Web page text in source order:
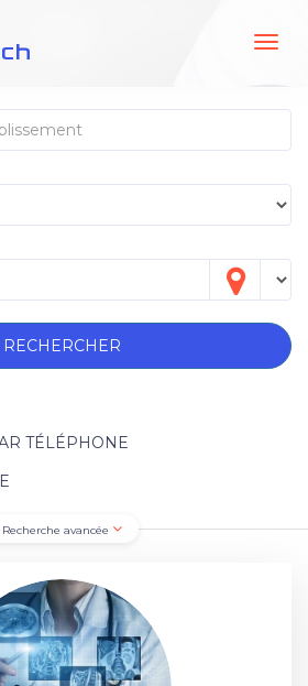
RECHERCHER
TÉLÉPHONE
Recherche avancée